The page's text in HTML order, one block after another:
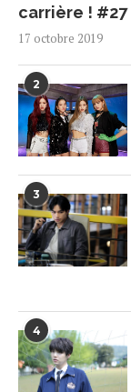
carrière ! #27
17 octobre 2019
2
3
4